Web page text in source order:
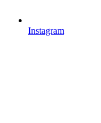
Instagram